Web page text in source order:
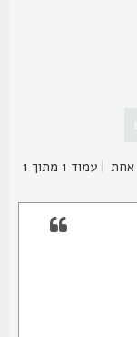
|עמוד1מתוך1